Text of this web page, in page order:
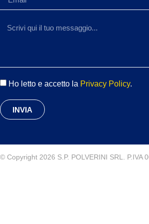
Ho letto e accetto la Privacy Policy.
INVIA
© Copyright 2026 S.P. POLVERINI SRL. P.IVA